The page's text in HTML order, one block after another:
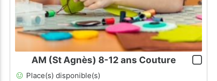
AM (St Agnès) 8-12 ans Couture
Place(s) disponible(s)